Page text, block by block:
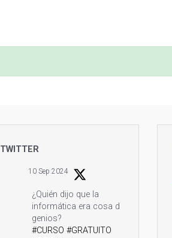
TWITTER
10 Sep 2024
¿Quién dijo que la
informática era cosa de
genios?
#CURSO #GRATUITO